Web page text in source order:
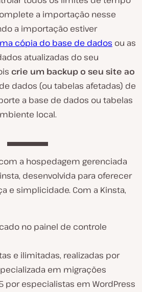
a importação nesse
a importação estiver
cópia do base de dados ou as
atualizadas do seu
crie um backup o seu site ao
dados (ou tabelas afetadas) de
a base de dados ou tabelas
local.
a hospedagem gerenciada
desenvolvida para oferecer
e simplicidade. Com a Kinsta,
no painel de controle
e ilimitadas, realizadas por
em migrações
por especialistas em WordPress